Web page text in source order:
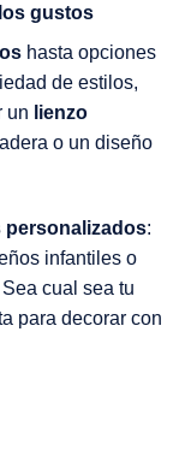
gustos
hasta opciones
de estilos,
un lienzo
o un diseño
personalizados:
infantiles o
cual sea tu
para decorar con